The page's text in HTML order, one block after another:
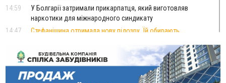
14:59
У Болгарії затримали прикарпатця, який виготовляв
наркотики для міжнародного синдикату
14:47
Стефанішина отримала нову підозру. Їй обирають
14:02
«Пілот з Лондона» видурив у жительки Коломийщини
майже 64 тисячі гривень
13:13
У четвер на Прикарпатті очікується сильна спека до 39°